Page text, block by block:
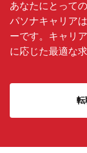
あなたにとって
パソナキャリア
ーです。キャリ
に応じた最適な
転